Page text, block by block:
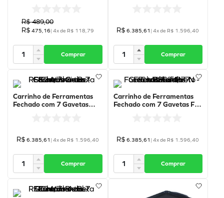
R$489,00
R$ 475,16| 4x de R$ 118,79
Comprar
R$ 6.385,61 |4x deR$ 1.596,40
Comprar
Carrinho de Ferramentas
Fechado com 7 Gavetas
R$ 6.385,61 | 4x de R$ 1.596,40
Comprar
Carrinho de Ferramentas
Fechado com 7 Gavetas Full
R$ 6.385,61 |4x deR$ 1.596,40
Comprar